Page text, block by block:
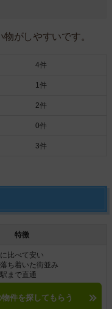
がしやすいです。
4件
1件
2件
0件
3件
特徴
比べて安い
ち着いた街並み
まで直通
物件を探してもらう